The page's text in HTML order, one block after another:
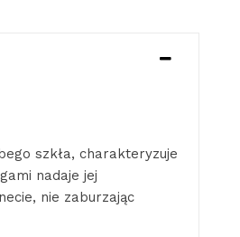
szkła, charakteryzuje
nadaje jej
nie zaburzając